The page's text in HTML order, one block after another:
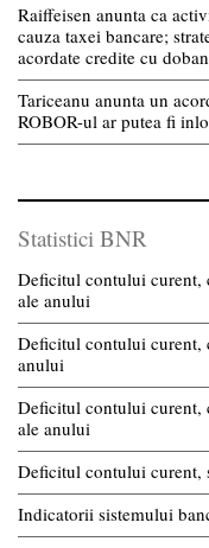
Raiffeisen anunta ca
cauza taxei bancare;
acordate credite cu
Tariceanu anunta un
ROBOR-ul ar putea fi
Statistici BNR
Deficitul contului curent,
ale anului
Deficitul contului curent,
anului
Deficitul contului curent,
ale anului
Deficitul contului curent,
Indicatorii sistemului